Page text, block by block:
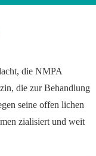
die NMPA
die zur Behandlung
seine offen lichen
zialisiert und weit